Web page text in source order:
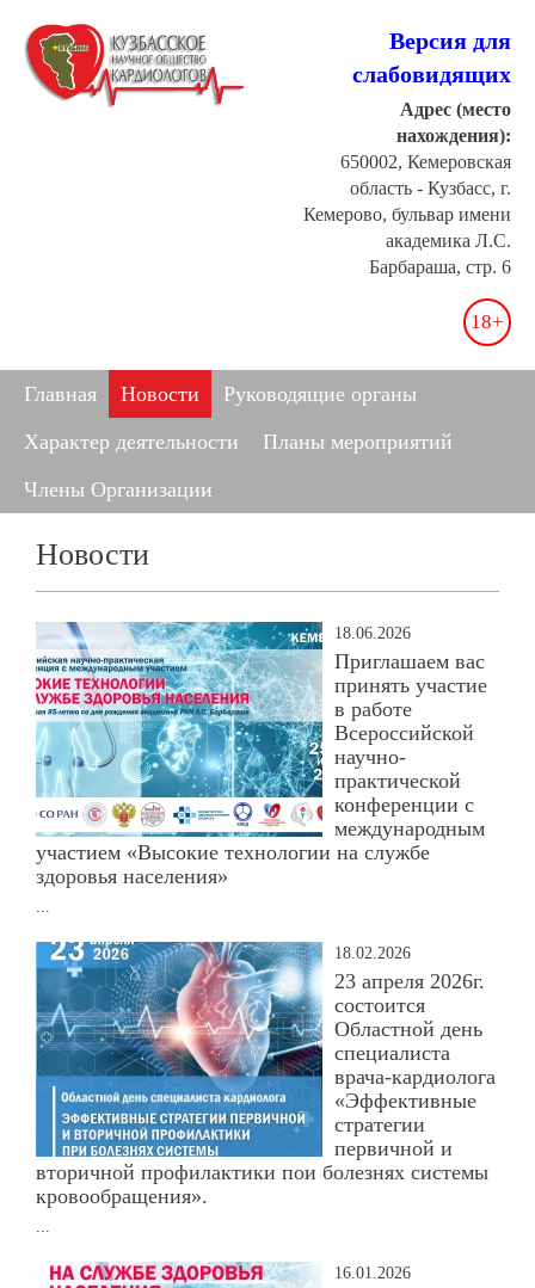
Версия для
слабовидящих
Адрес (место
нахождения):
650002, Кемеровская
область - Кузбасс, г.
Кемерово, бульвар имени
академика Л.С.
Барбараша, стр. 6
18+
Главная Новости
Руководящие органы
Характер деятельности
Планы мероприятий
Члены Организации
Новости
18.06.2026
Приглашаем вас
принять участие
в работе
Всероссийской
научно-
практической
конференции с
международным
участием «Высокие технологии на службе
здоровья населения»
...
18.02.2026
23 апреля 2026г.
состоится
Областной день
специалиста
врача-кардиолога
«Эффективные
стратегии
первичной и
вторичной профилактики пои болезнях системы
кровообращения».
...
16.01.2026